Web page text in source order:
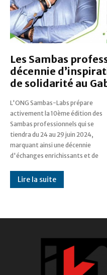
Les Sambas
décennie
de solidarité au
L'ONG Sambas-Labs prépare
activement la 10ème édition des
Sambas professionnels qui se
tiendra du 24 au 29 juin 2024,
marquant ainsi une décennie
d'échanges enrichissants et de
partage d'expertise. Sous le
parrainage éminent du coach
Sylvère Boussamba, cet
événement emblématique
Lire la suite